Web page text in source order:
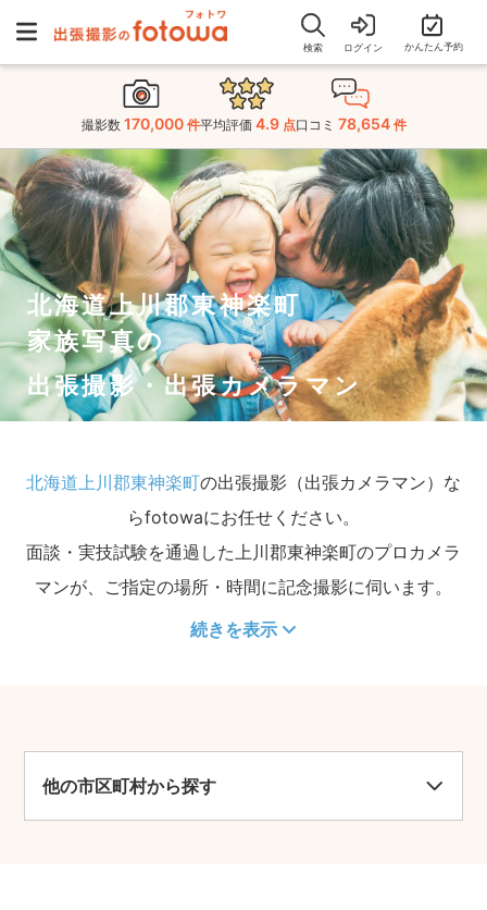
検索 ログイン かんたん予約
撮影数 170,000 件平均評価 4.9 点口コミ 78,654 件
北海道上川郡東神楽町
家族写真の
出張撮影・出張カメラマン
北海道上川郡東神楽町の出張撮影（出張カメラマン）な
らfotowaにお任せください。
面談・実技試験を通過した上川郡東神楽町のプロカメラ
マンが、ご指定の場所・時間に記念撮影に伺います。
続きを表示
他の市区町村から探す